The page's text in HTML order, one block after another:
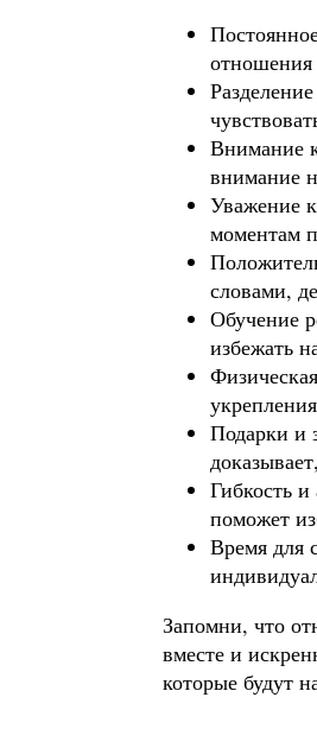
Внимание
внимание
Уважение
моментам
словами,
Обучение
избежать
Подарки и
Гибкость
поможет
Время для
Запомни, что
вместе и
которые будут